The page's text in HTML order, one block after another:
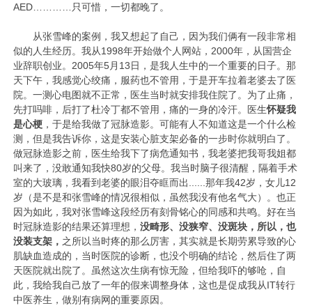
AED…………只可惜，一切都晚了。
从张雪峰的案例，我又想起了自己，因为我们俩有一段非常相
似的人生经历。我从1998年开始做个人网站，2000年，从国营企
业辞职创业。2005年5月13日，是我人生中的一个重要的日子。那
天下午，我感觉心绞痛，服药也不管用，于是开车拉着老婆去了医
院。一测心电图就不正常，医生当时就安排我住院了。为了止痛，
先打吗啡，后打了杜冷丁都不管用，痛的一身的冷汗。医生怀疑我
是心梗 ，于是给我做了冠脉造影。可能有人不知道这是一个什么检
测，但是我告诉你，这是安装心脏支架必备的一步时你就明白了。
做冠脉造影之前，医生给我下了病危通知书，我老婆把我哥我姐都
叫来了，没敢通知我快80岁的父母。我当时脑子很清醒，隔着手术
室的大玻璃，我看到老婆的眼泪夺眶而出......那年我42岁，女儿12
岁（是不是和张雪峰的情况很相似，虽然我没有他名气大）。也正
因为如此，我对张雪峰这段经历有刻骨铭心的同感和共鸣。好在当
时冠脉造影的结果还算理想，没畸形、没狭窄、没斑块，所以，也
没装支架， 之所以当时疼的那么厉害，其实就是长期劳累导致的心
肌缺血造成的，当时医院的诊断，也没个明确的结论，然后住了两
天医院就出院了。虽然这次生病有惊无险，但给我吓的够呛，自
此，我给我自己放了一年的假来调整身体，这也是促成我从IT转行
中医养生，做别有病网的重要原因。